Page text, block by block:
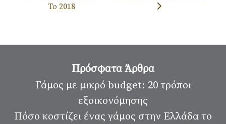
Το 2018
Πρόσφατα Άρθρα
Γάμος με μικρό budget: 20 τρόποι
εξοικονόμησης
Πόσο κοστίζει ένας γάμος στην Ελλάδα το